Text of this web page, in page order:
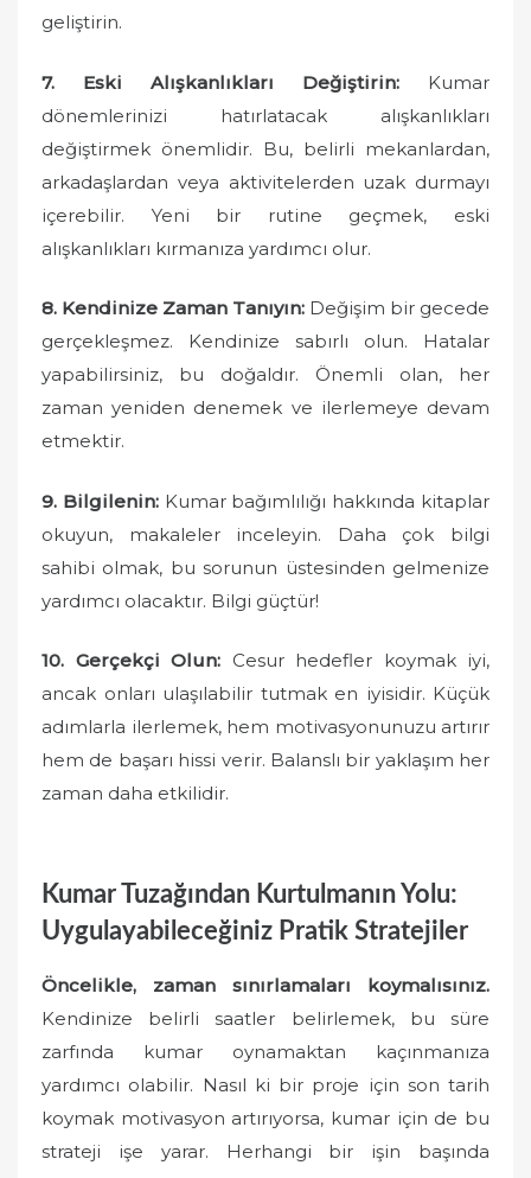
geliştirin.
7. Eski Alışkanlıkları Değiştirin: Kumar
dönemlerinizi hatırlatacak alışkanlıkları
değiştirmek önemlidir. Bu, belirli mekanlardan,
arkadaşlardan veya aktivitelerden uzak durmayı
içerebilir. Yeni bir rutine geçmek, eski
alışkanlıkları kırmanıza yardımcı olur.
8. Kendinize Zaman Tanıyın: Değişim bir gecede
gerçekleşmez. Kendinize sabırlı olun. Hatalar
yapabilirsiniz, bu doğaldır. Önemli olan, her
zaman yeniden denemek ve ilerlemeye devam
etmektir.
9. Bilgilenin:Kumar bağımlılığı hakkında kitaplar
okuyun, makaleler inceleyin. Daha çok bilgi
sahibi olmak, bu sorunun üstesinden gelmenize
yardımcı olacaktır. Bilgi güçtür!
10. Gerçekçi Olun: Cesur hedefler koymak iyi,
ancak onları ulaşılabilir tutmak en iyisidir. Küçük
adımlarla ilerlemek, hem motivasyonunuzu artırır
hem de başarı hissi verir. Balanslı bir yaklaşım her
zaman daha etkilidir.
Kumar Tuzağından Kurtulmanın Yolu:
Uygulayabileceğiniz Pratik Stratejiler
Öncelikle, zaman sınırlamaları koymalısınız.
Kendinize belirli saatler belirlemek, bu süre
zarfında kumar oynamaktan kaçınmanıza
yardımcı olabilir. Nasıl ki bir proje için son tarih
koymak motivasyon artırıyorsa, kumar için de bu
strateji işe yarar. Herhangi bir işin başında